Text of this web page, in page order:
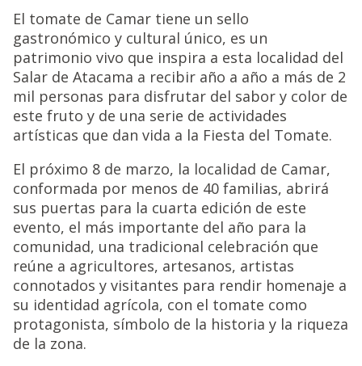
El tomate de Camar tiene un sello
gastronómico y cultural único, es un
patrimonio vivo que inspira a esta localidad del
Salar de Atacama a recibir año a año a más de 2
mil personas para disfrutar del sabor y color de
este fruto y de una serie de actividades
artísticas que dan vida a la Fiesta del Tomate.
El próximo 8 de marzo, la localidad de Camar,
conformada por menos de 40 familias, abrirá
sus puertas para la cuarta edición de este
evento, el más importante del año para la
comunidad, una tradicional celebración que
reúne a agricultores, artesanos, artistas
connotados y visitantes para rendir homenaje a
su identidad agrícola, con el tomate como
protagonista, símbolo de la historia y la riqueza
de la zona.